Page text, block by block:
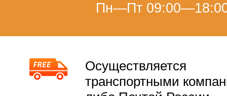
Пн—Пт
Осуществляется
транспортными